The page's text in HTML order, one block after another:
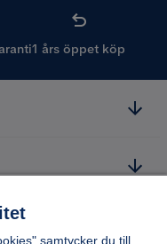
1 års öppet köp
samtycker du till